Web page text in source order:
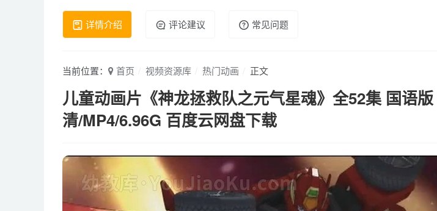
详情介绍 评论建议 常见问题
当前位置： 首页 视频资源库 热门动画 正文
儿童动画片《神龙拯救队之元气星魂》全52集 国语
清/MP4/6.96G 百度云网盘下载